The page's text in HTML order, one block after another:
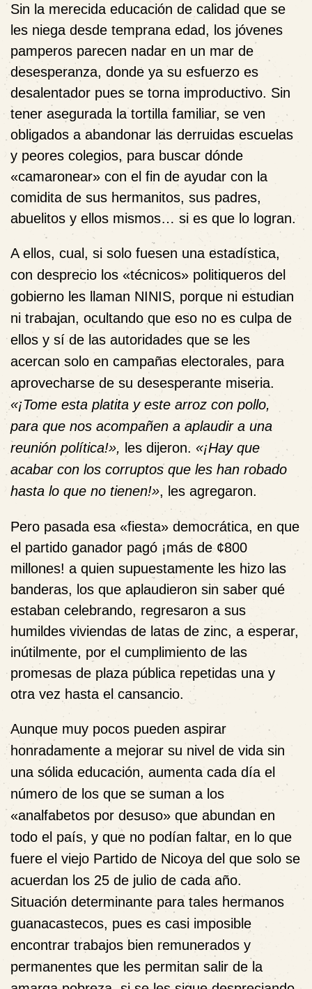
Sin la merecida educación de calidad que se
les niega desde temprana edad, los jóvenes
pamperos parecen nadar en un mar de
desesperanza, donde ya su esfuerzo es
desalentador pues se torna improductivo. Sin
tener asegurada la tortilla familiar, se ven
obligados a abandonar las derruidas escuelas
y peores colegios, para buscar dónde
«camaronear» con el fin de ayudar con la
comidita de sus hermanitos, sus padres,
abuelitos y ellos mismos… si es que lo logran.
A ellos, cual, si solo fuesen una estadística,
con desprecio los «técnicos» politiqueros del
gobierno les llaman NINIS, porque ni estudian
ni trabajan, ocultando que eso no es culpa de
ellos y sí de las autoridades que se les
acercan solo en campañas electorales, para
aprovecharse de su desesperante miseria.
«¡Tome esta platita y este arroz con pollo,
para que nos acompañen a aplaudir a una
reunión política!», les dijeron. «¡Hay que
acabar con los corruptos que les han robado
hasta lo que no tienen!», les agregaron.
Pero pasada esa «fiesta» democrática, en que
el partido ganador pagó ¡más de ¢800
millones! a quien supuestamente les hizo las
banderas, los que aplaudieron sin saber qué
estaban celebrando, regresaron a sus
humildes viviendas de latas de zinc, a esperar,
inútilmente, por el cumplimiento de las
promesas de plaza pública repetidas una y
otra vez hasta el cansancio.
Aunque muy pocos pueden aspirar
honradamente a mejorar su nivel de vida sin
una sólida educación, aumenta cada día el
número de los que se suman a los
«analfabetos por desuso» que abundan en
todo el país, y que no podían faltar, en lo que
fuere el viejo Partido de Nicoya del que solo se
acuerdan los 25 de julio de cada año.
Situación determinante para tales hermanos
guanacastecos, pues es casi imposible
encontrar trabajos bien remunerados y
permanentes que les permitan salir de la